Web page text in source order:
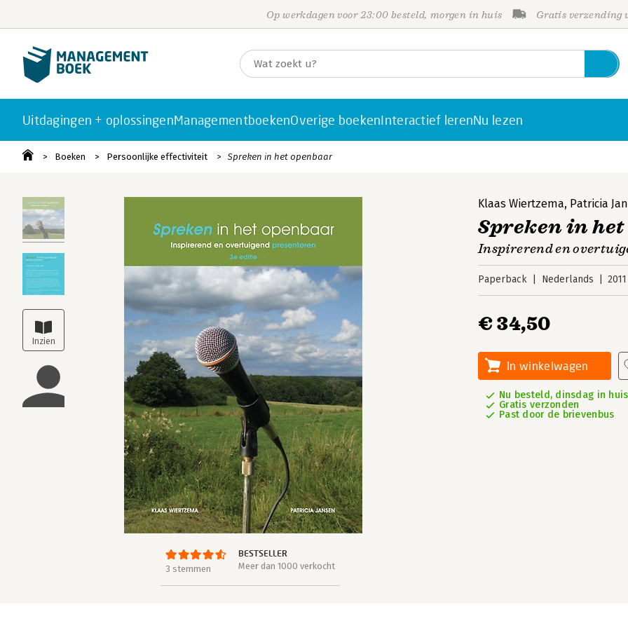
Op werkdagen voor 23:00 besteld, morgen in huis Gratis verzending
Uitdagingen + oplossingenManagementboekenOverige boekenInteractief lerenNu lezen
Boeken Persoonlijke effectiviteit Spreken in het openbaar
3 stemmen
BESTSELLER
Meer dan 1000 verkocht
Klaas Wiertzema, Patricia
Spreken in
Inspirerend en
Paperback Nederlands 2011
€ 34,50
In winkelwagen
Nu besteld, dinsdag in huis
Gratis verzonden
Past door de brievenbus